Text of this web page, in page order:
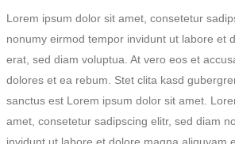
Lorem ipsum dolor sit amet, consetetur
nonumy eirmod tempor invidunt ut labore et
erat, sed diam voluptua. At vero eos et
dolores et ea rebum. Stet clita kasd
sanctus est Lorem ipsum dolor sit amet.
amet, consetetur sadipscing elitr, sed diam
invidunt ut labore et dolore magna aliquyam